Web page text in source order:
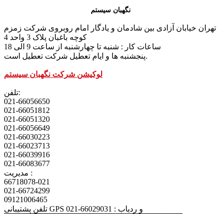
نگهبان سیستم
تهران خیابان آزادی بین شادمان و یادگار امام روبروی شرکت زمزم
کوچه باغبان پلاک 3 واحد 4
پنجشنبه ها و ایام تعطیل شرکت تعطیل است.
لوکیشن شرکت نگهبان سیستم
تلفن:
021-66056650
021-66051812
021-66051320
021-66056649
021-66030223
021-66023713
021-66039916
021-66083677
مدیریت :
66718078-021
021-66724299
09121006465
تلفن پشتیبانی GPS و ردیاب : 66029031-021